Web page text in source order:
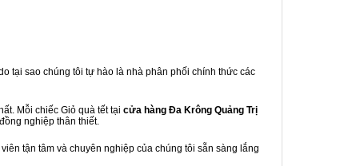
tại sao chúng tôi tự hào là nhà phân phối chính thức các
Mỗi chiếc Giỏ quà tết tại cửa hàng Đa Krông Quảng Trị
nghiệp thân thiết.
tận tâm và chuyên nghiệp của chúng tôi sẵn sàng lắng